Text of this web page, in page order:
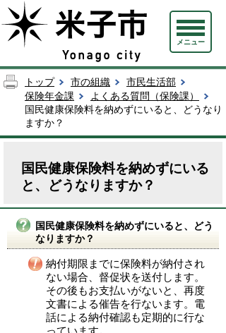
メニュー
トップ 市の組織
市民生活部
保険年金課
よくある質問（保険課）
国民健康保険料を納めずにいると、どうなり
ますか？
国民健康保険料を納めずにいる
と、どうなりますか？
国民健康保険料を納めずにいると、どう
なりますか？
納付期限までに保険料が納付され
ない場合、督促状を送付します。
その後もお支払いがないと、再度
文書による催告を行ないます。電
話による納付確認も定期的に行な
っています。